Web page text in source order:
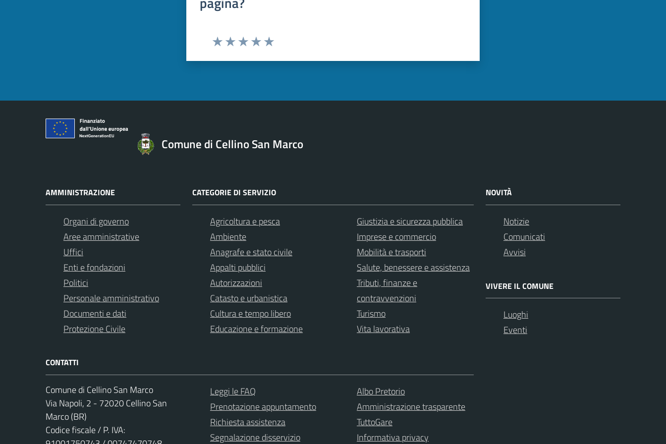
Comune di Cellino San Marco
AMMINISTRAZIONE
Organi di governo
Aree amministrative
Uffici
Enti e fondazioni
Politici
Personale amministrativo
Documenti e dati
Protezione Civile
CATEGORIE DI SERVIZIO
Agricoltura e pesca
Ambiente
Anagrafe e stato civile
Appalti pubblici
Autorizzazioni
Catasto e urbanistica
Cultura e tempo libero
Educazione e formazione
Giustizia e sicurezza pubblica
Imprese e commercio
Mobilità e trasporti
Salute, benessere e assistenza
Tributi, finanze e
contravvenzioni
Turismo
Vita lavorativa
NOVITÀ
Notizie
Comunicati
Avvisi
VIVERE IL COMUNE
Luoghi
Eventi
CONTATTI
Comune di Cellino San Marco
Via Napoli, 2 - 72020 Cellino San
Marco (BR)
Codice fiscale / P. IVA:
Leggi le FAQ
Prenotazione appuntamento
Richiesta assistenza
Segnalazione disservizio
Albo Pretorio
Amministrazione trasparente
TuttoGare
Informativa privacy